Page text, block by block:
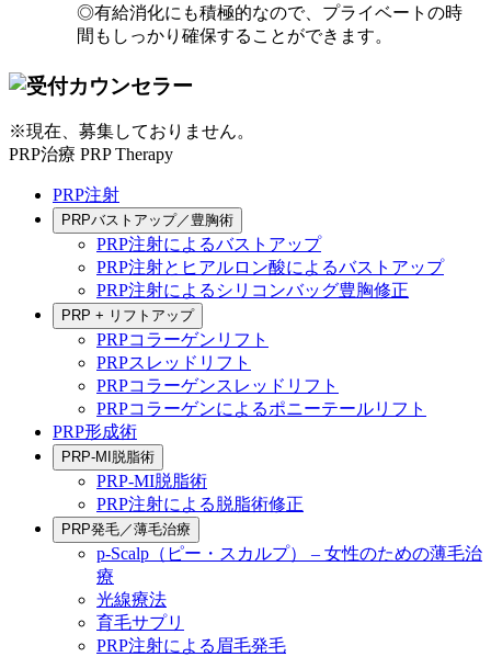
◎有給消化にも積極的なので、プライベートの時
間もしっかり確保することができます。
※現在、募集しておりません。
PRP治療 PRP Therapy
PRP注射
PRPバストアップ／豊胸術
PRP注射によるバストアップ
PRP注射とヒアルロン酸によるバストアップ
PRP注射によるシリコンバッグ豊胸修正
PRP + リフトアップ
PRPコラーゲンリフト
PRPスレッドリフト
PRPコラーゲンスレッドリフト
PRPコラーゲンによるポニーテールリフト
PRP形成術
PRP-MI脱脂術
PRP-MI脱脂術
PRP注射による脱脂術修正
PRP発毛／薄毛治療
p-Scalp（ピー・スカルプ） – 女性のための薄毛治
療
光線療法
育毛サプリ
PRP注射による眉毛発毛